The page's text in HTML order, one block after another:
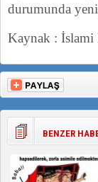
durumunda
Kaynak : İslami
BENZER